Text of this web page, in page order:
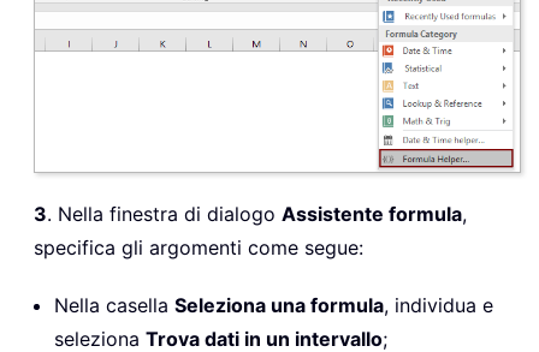
3. Nella finestra di dialogo Assistente formula,
specifica gli argomenti come segue:
Nella casella Seleziona una formula, individua e
seleziona Trova dati in un intervallo;